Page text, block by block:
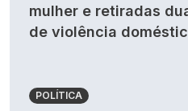
mulher e retiradas
de violência
POLÍTICA